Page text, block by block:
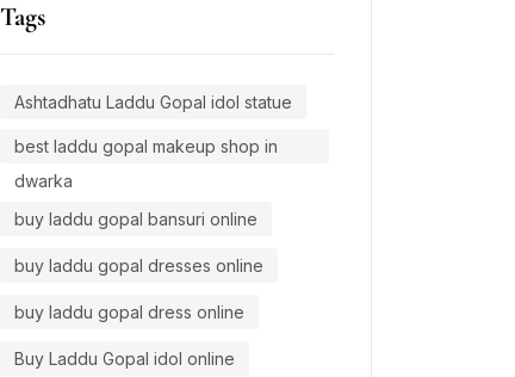
Tags
Ashtadhatu Laddu Gopal idol statue
best laddu gopal makeup shop in
dwarka
buy laddu gopal bansuri online
buy laddu gopal dresses online
buy laddu gopal dress online
Buy Laddu Gopal idol online